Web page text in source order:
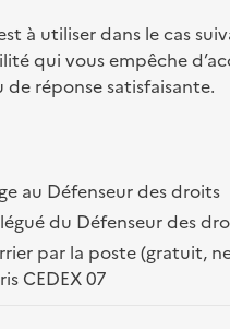
à utiliser dans le cas
qui vous empêche
de réponse satisfaisante.
au Défenseur des droits
du Défenseur des
par la poste (gratuit,
CEDEX 07